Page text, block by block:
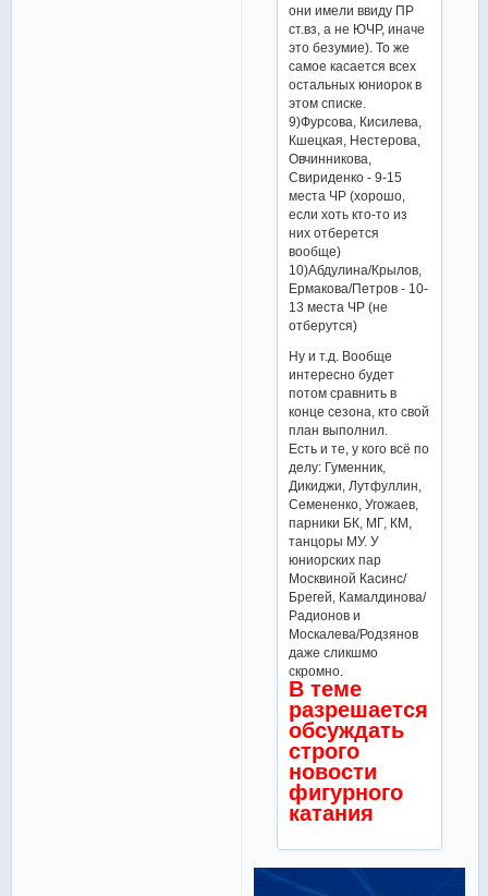
они имели ввиду ПР
ст.вз, а не ЮЧР, иначе
это безумие). То же
самое касается всех
остальных юниорок в
этом списке.
9)Фурсова, Кисилева,
Кшецкая, Нестерова,
Овчинникова,
Свириденко - 9-15
места ЧР (хорошо,
если хоть кто-то из
них отберется
вообще)
10)Абдулина/Крылов,
Ермакова/Петров - 10-
13 места ЧР (не
отберутся)
Ну и т.д. Вообще
интересно будет
потом сравнить в
конце сезона, кто свой
план выполнил.
Есть и те, у кого всё по
делу: Гуменник,
Дикиджи, Лутфуллин,
Семененко, Угожаев,
парники БК, МГ, КМ,
танцоры МУ. У
юниорских пар
Москвиной Касинс/
Брегей, Камалдинова/
Радионов и
Москалева/Родзянов
даже сликшмо
скромно.
В теме
разрешается
обсуждать
строго
новости
фигурного
катания